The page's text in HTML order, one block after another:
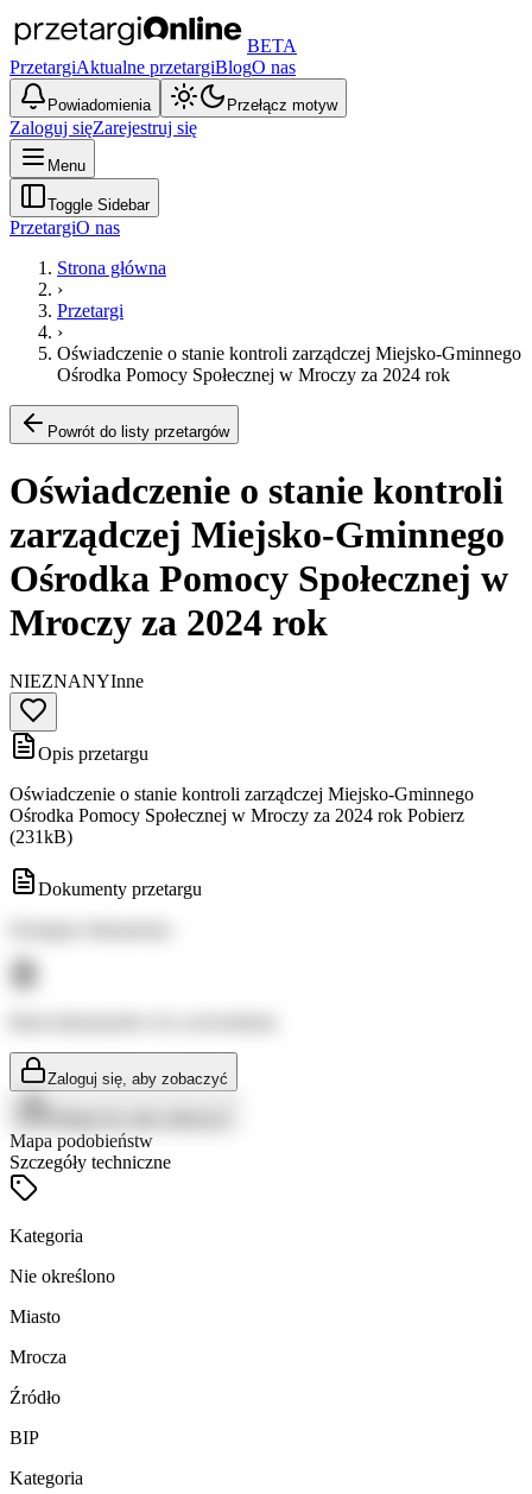
BETA
PrzetargiAktualne przetargiBlogO nas
Powiadomienia Przełącz motyw
Zaloguj sięZarejestruj się
Menu
Toggle Sidebar
PrzetargiO nas
Strona główna
›
Przetargi
›
Oświadczenie o stanie kontroli zarządczej Miejsko-Gminnego
Ośrodka Pomocy Społecznej w Mroczy za 2024 rok
Powrót do listy przetargów
Oświadczenie o stanie kontroli
zarządczej Miejsko-Gminnego
Ośrodka Pomocy Społecznej w
Mroczy za 2024 rok
NIEZNANYInne
Opis przetargu
Oświadczenie o stanie kontroli zarządczej Miejsko-Gminnego
Ośrodka Pomocy Społecznej w Mroczy za 2024 rok Pobierz
(231kB)
Dokumenty przetargu
Zaloguj się, aby zobaczyć
Mapa podobieństw
Szczegóły techniczne
Kategoria
Nie określono
Miasto
Mrocza
Źródło
BIP
Kategoria